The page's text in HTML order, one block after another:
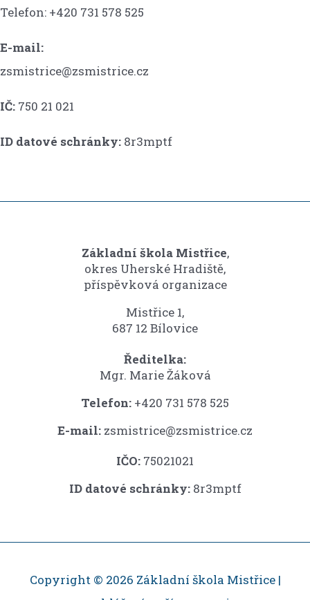
Telefon: +420 731 578 525
E-mail:
zsmistrice@zsmistrice.cz
IČ: 750 21 021
ID datové schránky: 8r3mptf
Základní škola Mistřice,
okres Uherské Hradiště,
příspěvková organizace
Mistřice 1,
687 12 Bílovice
Ředitelka:
Mgr. Marie Žáková
Telefon: +420 731 578 525
E-mail: zsmistrice@zsmistrice.cz
IČO: 75021021
ID datové schránky:8r3mptf
Copyright © 2026 Základní škola Mistřice |